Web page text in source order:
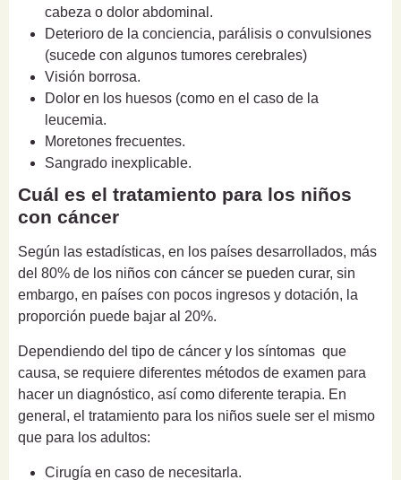
cabeza o dolor abdominal.
Deterioro de la conciencia, parálisis o convulsiones
(sucede con algunos tumores cerebrales)
Visión borrosa.
Dolor en los huesos (como en el caso de la
leucemia.
Moretones frecuentes.
Sangrado inexplicable.
Cuál es el tratamiento para los niños
con cáncer
Según las estadísticas, en los países desarrollados, más
del 80% de los niños con cáncer se pueden curar, sin
embargo, en países con pocos ingresos y dotación, la
proporción puede bajar al 20%.
Dependiendo del tipo de cáncer y los síntomas que
causa, se requiere diferentes métodos de examen para
hacer un diagnóstico, así como diferente terapia. En
general, e l tratamiento para los niños suele ser el mismo
que para los adultos:
Cirugía en caso de necesitarla.